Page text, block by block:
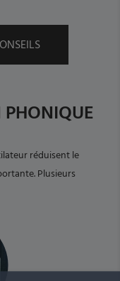
réduisent le
Plusieurs